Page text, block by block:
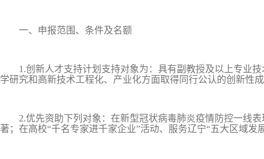
一、申报范围、条件及名额
1.创新人才支持计划支持对象为：具有副教授及以上专业技
学研究和高新技术工程化、产业化方面取得同行公认的创新性
2.优先资助下列对象：在新型冠状病毒肺炎疫情防控一线表
著；在高校“千名专家进千家企业”活动、服务辽宁“五大区域